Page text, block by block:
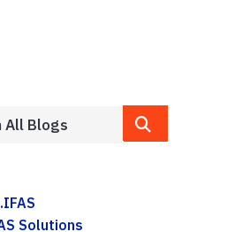
Solutions